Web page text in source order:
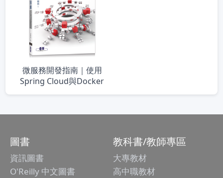
微服務開發指南｜使用
Spring Cloud與Docker
圖書
資訊圖書
O'Reilly 中文圖書
教科書/教師專區
大專教材
高中職教材